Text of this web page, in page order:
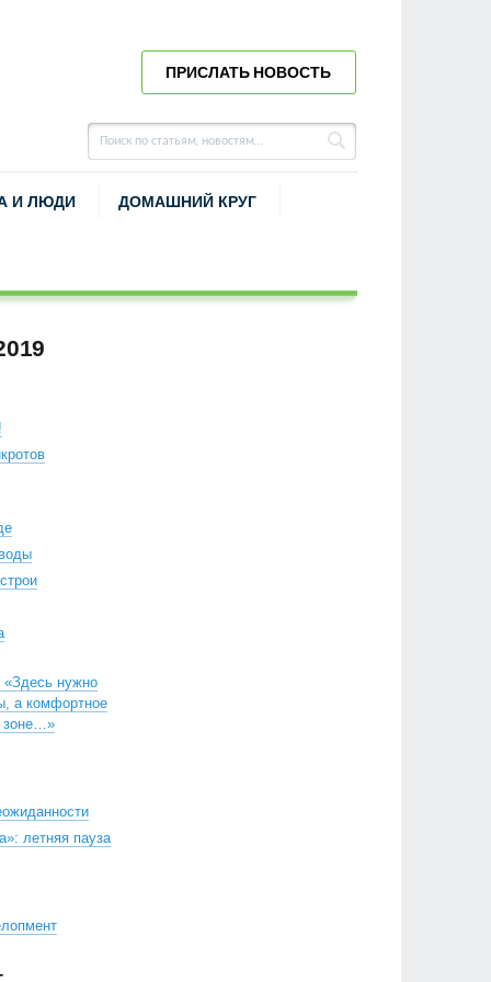
ПРИСЛАТЬ НОВОСТЬ
И ЛЮДИ ДОМАШНИЙ КРУГ
«Здесь нужно
а комфортное
зоне…»
летняя пауза